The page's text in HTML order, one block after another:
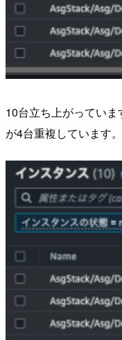
10台立ち上がっていま
が4台重複しています